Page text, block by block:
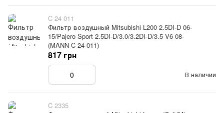
C 24 011
Фильтр воздушный Mitsubishi L200 2.5DI-D 06-
15/Pajero Sport 2.5DI-D/3.0/3.2DI-D/3.5 V6 08-
(MANN C 24 011)
В наличии
817 грн
C 2335